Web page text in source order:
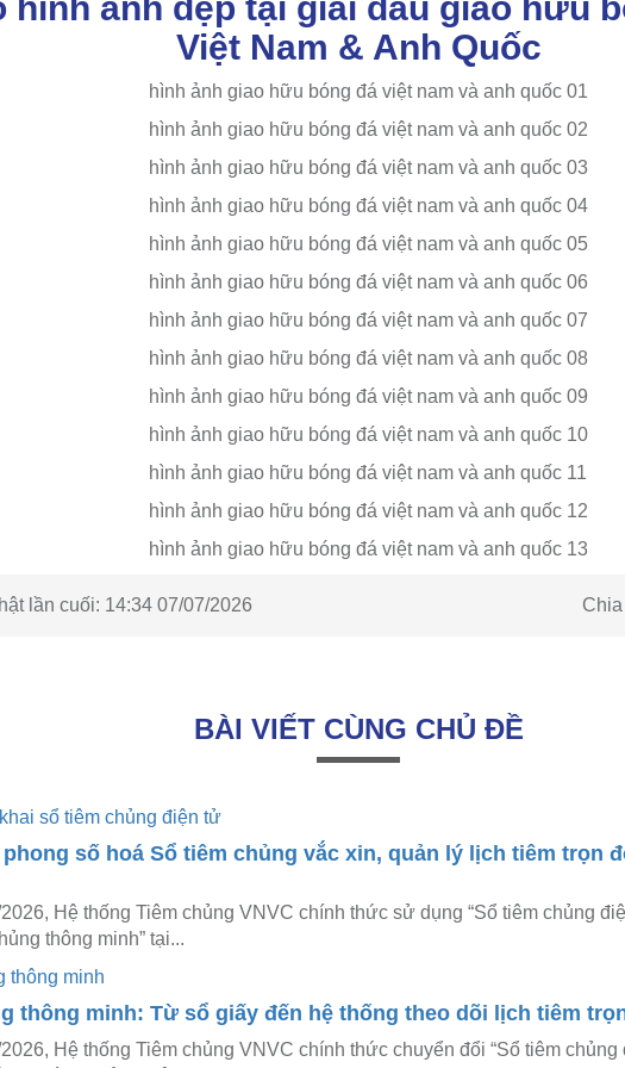
hình ảnh đẹp tại giải đấu giao hữu
Việt Nam & Anh Quốc
lần cuối: 14:34 07/07/2026 Chia
BÀI VIẾT CÙNG CHỦ ĐỀ
phong số hoá Sổ tiêm chủng vắc xin, quản lý lịch tiêm trọn
Hệ thống Tiêm chủng VNVC chính thức sử dụng “Sổ tiêm chủng
thông minh” tại...
thông minh: Từ sổ giấy đến hệ thống theo dõi lịch tiêm
Hệ thống Tiêm chủng VNVC chính thức chuyển đổi “Sổ tiêm chủng